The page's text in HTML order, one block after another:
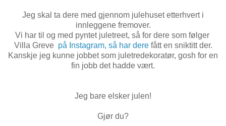
Jeg skal ta dere med gjennom julehuset etterhvert i
innleggene fremover.
Vi har til og med pyntet juletreet, så for dere som følger
Villa Greve på Instagram, så har dere fått en sniktitt der.
Kanskje jeg kunne jobbet som juletredekoratør, gosh for en
fin jobb det hadde vært.
Jeg bare elsker julen!
Gjør du?